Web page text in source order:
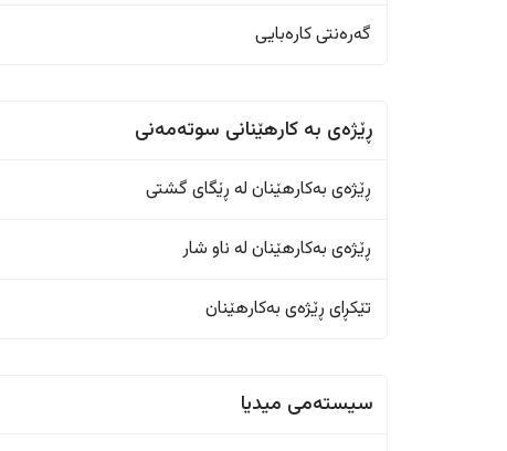
گەرەنتی کارەبایی
ڕێژەى به کارهێنانی سوتەمەنی
ڕێژەى بەکارهێنان له ڕێگای گشتی
ڕێژەى بەکارهێنان له ناو شار
تێکڕای ڕێژەى بەکارهێنان
سیستەمی میدیا